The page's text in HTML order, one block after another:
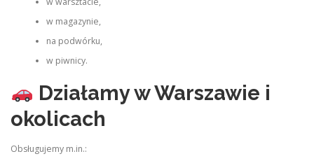
w magazynie,
na podwórku,
w piwnicy.
Działamy w Warszawie i
okolicach
Obsługujemy m.in.: